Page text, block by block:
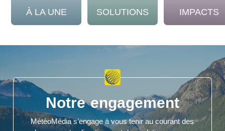
À LA UNE SOLUTIONS IMPACTS
Notre engagement
MétéoMédia s’engage à vous tenir au courant des